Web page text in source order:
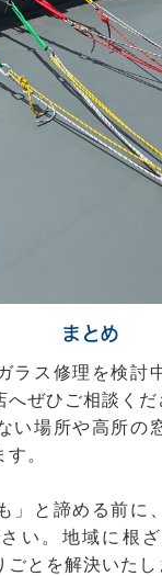
まとめ
ラス修理を検討
ぜひご相談くだ
い場所や高所の
。
」と諦める前に
い。地域に根
とを解決いたし